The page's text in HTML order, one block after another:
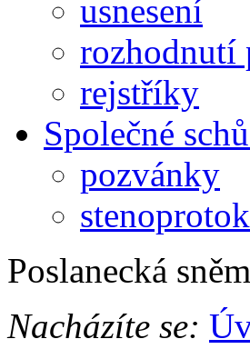
usnesení
rozhodnutí
rejstříky
Společné
pozvánky
Poslanecká
Nacházíte se: